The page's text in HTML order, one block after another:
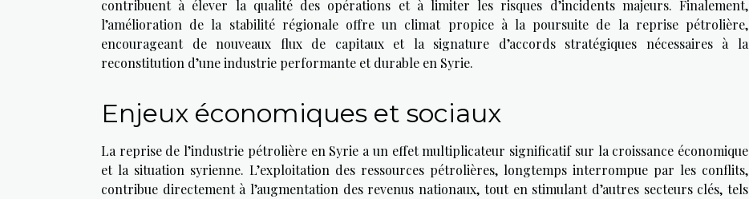
contribuent à élever la qualité des opérations et à limiter les risques d’incidents majeurs. Finalement,
l’amélioration de la stabilité régionale offre un climat propice à la poursuite de la reprise pétrolière,
encourageant de nouveaux flux de capitaux et la signature d’accords stratégiques nécessaires à la
reconstitution d’une industrie performante et durable en Syrie.
Enjeux économiques et sociaux
La reprise de l’industrie pétrolière en Syrie a un effet multiplicateur significatif sur la croissance économique
et la situation syrienne. L’exploitation des ressources pétrolières, longtemps interrompue par les conflits,
contribue directement à l’augmentation des revenus nationaux, tout en stimulant d’autres secteurs clés, tels